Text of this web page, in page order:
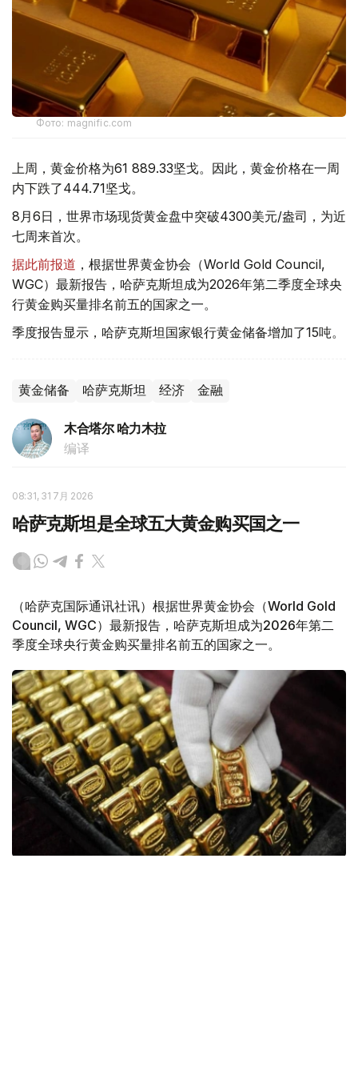
Фото: magnific.com
上周，黄金价格为61 889.33坚戈。因此，黄金价格在一周
内下跌了444.71坚戈。
8月6日，世界市场现货黄金盘中突破4300美元/盎司，为近
七周来首次。
据此前报道 ，根据世界黄金协会（World Gold Council,
WGC）最新报告，哈萨克斯坦成为2026年第二季度全球央
行黄金购买量排名前五的国家之一。
季度报告显示，哈萨克斯坦国家银行黄金储备增加了15吨。
黄金储备 哈萨克斯坦 经济 金融
木合塔尔 哈力木拉
编译
08:31, 31 7月 2026
哈萨克斯坦是全球五大黄金购买国之一
（哈萨克国际通讯社讯）根据世界黄金协会（World Gold
Council, WGC）最新报告，哈萨克斯坦成为2026年第二
季度全球央行黄金购买量排名前五的国家之一。